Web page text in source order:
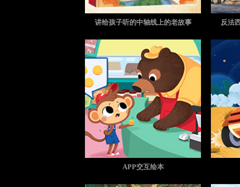
讲给孩子听的中轴线上的老故事 反法
APP交互绘本